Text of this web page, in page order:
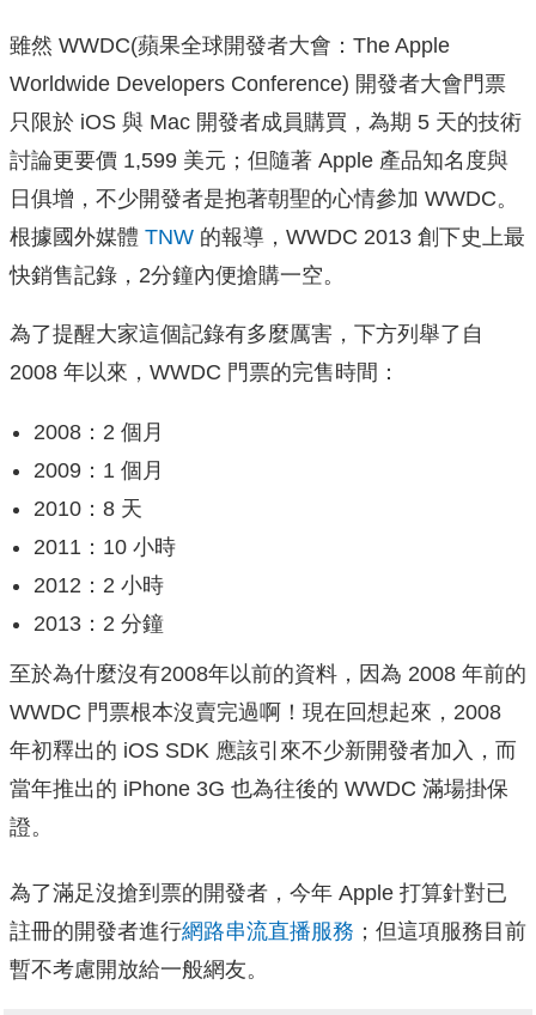
雖然 WWDC(蘋果全球開發者大會： The Apple
Worldwide Developers Conference) 開發者大會門票
只限於 iOS 與 Mac 開發者成員購買，為期 5 天的技術
討論更要價 1,599 美元；但隨著 Apple 產品知名度與
日俱增，不少開發者是抱著朝聖的心情參加 WWDC。
根據國外媒體 TNW 的報導，WWDC 2013 創下史上最
快銷售記錄，2分鐘內便搶購一空。
為了提醒大家這個記錄有多麼厲害，下方列舉了自
2008 年以來，WWDC 門票的完售時間：
2008：2 個月
2009：1 個月
2010：8 天
2011：10 小時
2012：2 小時
2013：2 分鐘
至於為什麼沒有2008年以前的資料，因為 2008 年前的
WWDC 門票根本沒賣完過啊！現在回想起來，2008
年初釋出的 iOS SDK 應該引來不少新開發者加入，而
當年推出的 iPhone 3G 也為往後的 WWDC 滿場掛保
證。
為了滿足沒搶到票的開發者，今年 Apple 打算針對已
註冊的開發者進行網路串流直播服務 ；但這項服務目前
暫不考慮開放給一般網友。